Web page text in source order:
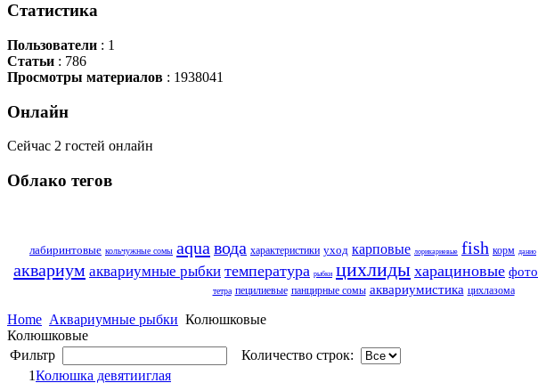
Статистика
Пользователи : 1
Статьи : 786
Просмотры материалов : 1938041
Онлайн
Сейчас 2 гостей онлайн
Облако тегов
лабиринтовые кольчужные сомы aqua вода характеристики уход карповые лорикариевые fish корм данио
аквариум аквариумные рыбки температура рыбки цихлиды харациновые фото
тетра пецилиевые панцирные сомы аквариумистика цихлазома
Home Аквариумные рыбки Колюшковые
Колюшковые
Фильтр
Количество строк:
1Колюшка девятииглая